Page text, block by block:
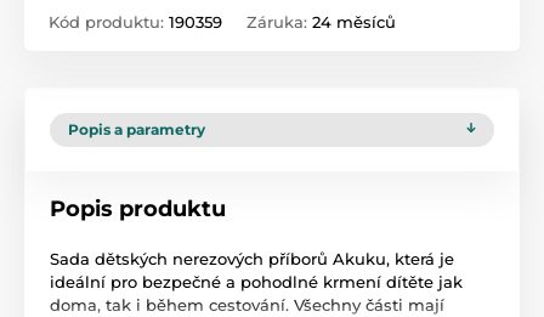
Kód produktu: 190359 Záruka: 24 měsíců
Popis a parametry
Popis produktu
Sada dětských nerezových příborů Akuku, která je
ideální pro bezpečné a pohodlné krmení dítěte jak
doma, tak i během cestování. Všechny části mají